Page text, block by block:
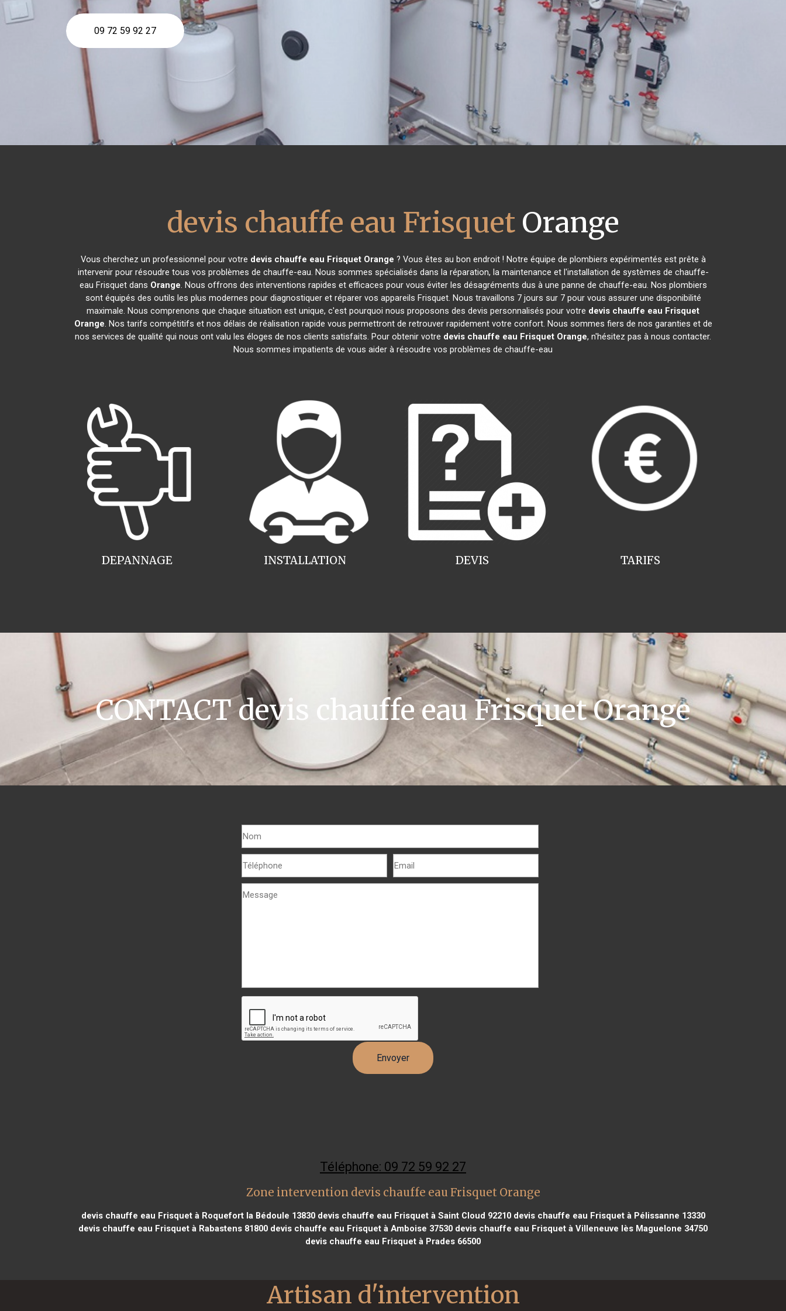
09 72 59 92 27
devis chauffe eau Frisquet Orange
Vous cherchez un professionnel pour votre devis chauffe eau Frisquet Orange ? Vous êtes au bon endroit ! Notre équipe de plombiers expérimentés est prête à
intervenir pour résoudre tous vos problèmes de chauffe-eau. Nous sommes spécialisés dans la réparation, la maintenance et l'installation de systèmes de chauffe-
eau Frisquet dans Orange. Nous offrons des interventions rapides et efficaces pour vous éviter les désagréments dus à une panne de chauffe-eau. Nos plombiers
sont équipés des outils les plus modernes pour diagnostiquer et réparer vos appareils Frisquet. Nous travaillons 7 jours sur 7 pour vous assurer une disponibilité
maximale. Nous comprenons que chaque situation est unique, c'est pourquoi nous proposons des devis personnalisés pour votre devis chauffe eau Frisquet
Orange. Nos tarifs compétitifs et nos délais de réalisation rapide vous permettront de retrouver rapidement votre confort. Nous sommes fiers de nos garanties et de
nos services de qualité qui nous ont valu les éloges de nos clients satisfaits. Pour obtenir votre devis chauffe eau Frisquet Orange, n'hésitez pas à nous contacter.
Nous sommes impatients de vous aider à résoudre vos problèmes de chauffe-eau
INSTALLATION
DEPANNAGE TARIFS
DEVIS
CONTACT devis chauffe eau Frisquet Orange
Téléphone: 09 72 59 92 27
Zone intervention devis chauffe eau Frisquet Orange
devis chauffe eau Frisquet à Roquefort la Bédoule 13830devis chauffe eau Frisquet à Saint Cloud 92210devis chauffe eau Frisquet à Pélissanne 13330
devis chauffe eau Frisquet à Rabastens 81800 devis chauffe eau Frisquet à Amboise 37530 devis chauffe eau Frisquet à Villeneuve lès Maguelone 34750
devis chauffe eau Frisquet à Prades 66500
Artisan d'intervention